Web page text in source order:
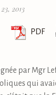
2013
PDF
par Mgr
qui